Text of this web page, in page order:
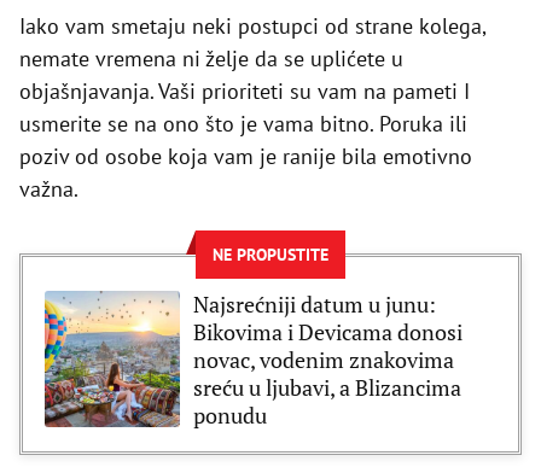
Iako vam smetaju neki postupci od strane kolega,
nemate vremena ni želje da se uplićete u
objašnjavanja. Vaši prioriteti su vam na pameti I
usmerite se na ono što je vama bitno. Poruka ili
poziv od osobe koja vam je ranije bila emotivno
važna.
NE PROPUSTITE
Najsrećniji datum u junu:
Bikovima i Devicama donosi
novac, vodenim znakovima
sreću u ljubavi, a Blizancima
ponudu